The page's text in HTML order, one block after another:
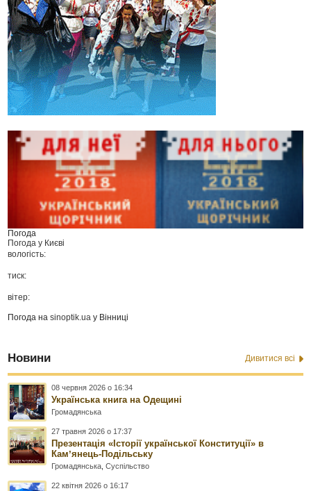
Погода
Погода у Києві
вологість:
тиск:
вітер:
Погода наsinoptik.ua у Вінниці
Новини Дивитися всі
08 червня 2026 о 16:34
Українська книга на Одещині
Громадянська
27 травня 2026 о 17:37
Презентація «Історії української Конституції» в
Камʼянець-Подільську
Громадянська ,Суспільство
22 квітня 2026 о 16:17